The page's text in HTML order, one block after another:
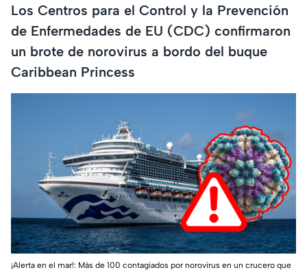
Los Centros para el Control y la Prevención
de Enfermedades de EU (CDC) confirmaron
un brote de norovirus a bordo del buque
Caribbean Princess
¡Alerta en el mar!: Más de 100 contagiados por norovirus en un crucero que